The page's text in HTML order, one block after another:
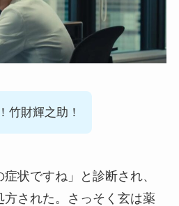
竹財輝之助！
状ですね」と診断され、
方された。さっそく玄は薬